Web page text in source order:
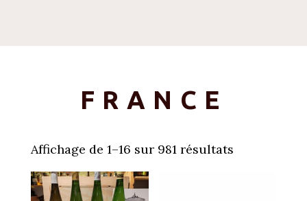
FRANCE
Affichage de 1–16 sur 981 résultats